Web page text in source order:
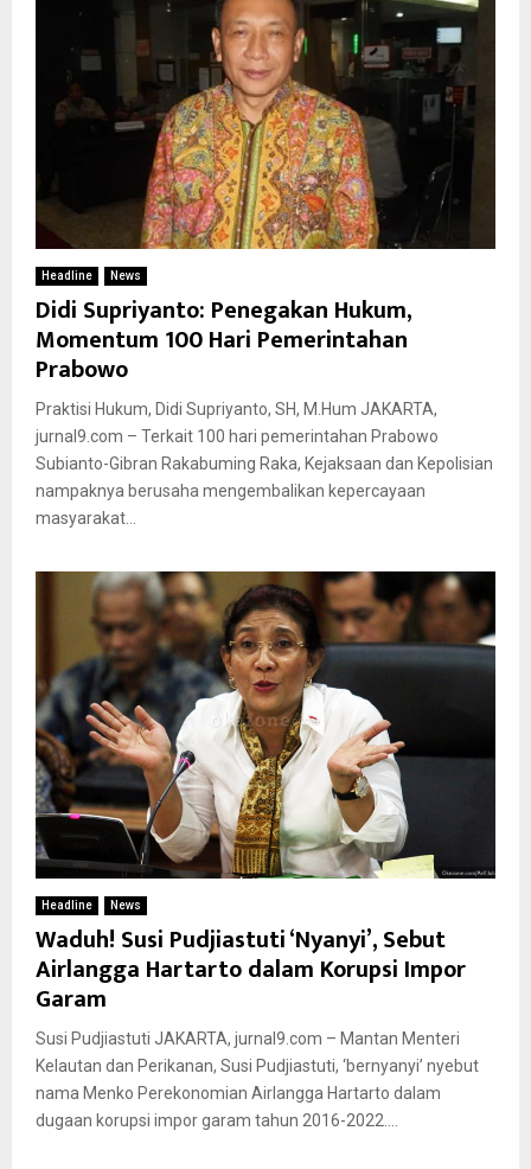
Headline News
Didi Supriyanto: Penegakan Hukum,
Momentum 100 Hari Pemerintahan
Prabowo
Praktisi Hukum, Didi Supriyanto, SH, M.Hum JAKARTA,
jurnal9.com – Terkait 100 hari pemerintahan Prabowo
Subianto-Gibran Rakabuming Raka, Kejaksaan dan Kepolisian
nampaknya berusaha mengembalikan kepercayaan
masyarakat...
Headline News
Waduh! Susi Pudjiastuti ‘Nyanyi’, Sebut
Airlangga Hartarto dalam Korupsi Impor
Garam
Susi Pudjiastuti JAKARTA, jurnal9.com – Mantan Menteri
Kelautan dan Perikanan, Susi Pudjiastuti, ‘bernyanyi’ nyebut
nama Menko Perekonomian Airlangga Hartarto dalam
dugaan korupsi impor garam tahun 2016-2022....